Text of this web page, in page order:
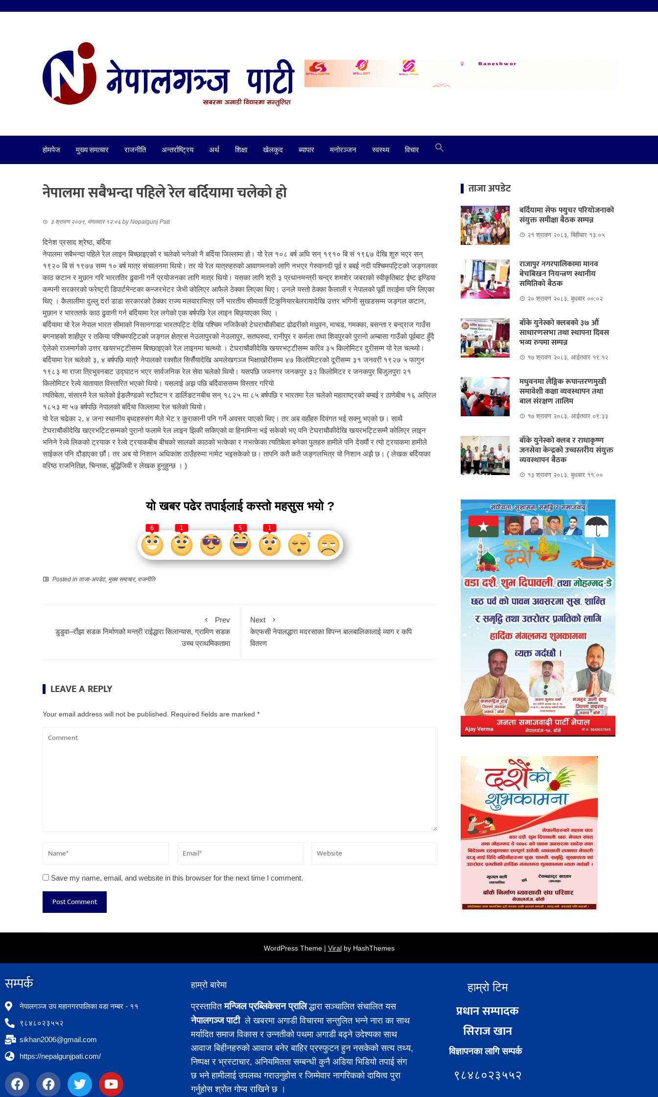
होमपेज मुख्य समाचार राजनीति अन्तर्राष्ट्रिय अर्थ शिक्षा खेलकुद ब्यापार मनोरञ्जन स्वस्थ्य विचार
नेपालमा सबैभन्दा पहिले रेल बर्दियामा चलेको हो
३ श्रावण २०७९, मंगलवार १२:०६ byNepalgunj Pati
दिनेश प्रसाद श्रेष्ठ, बर्दिया
नेपालमा सबैभन्दा पहिले रेल लाइन बिच्छाइएको र चलेको भनेको नै बर्दिया जिल्लामा हो। यो रेल १०८ बर्ष अघि सन् १९१० बि सं १९६७ देखि शुरु भएर सन्
१९२० बि सं १९७७ सम्म १० बर्ष मात्र संचालनमा थियो। तर यो रेल यात्रुहरुको आवागमनको लागि नभएर गेरुवानदी पूर्व र बबई नदी पश्चिमपट्टिको जङ्गलका
काठ कटान र मुछान गरि भारततिर ढुवानी गर्ने प्रयोजनका लागि मात्र थियो। यसका लागि श्री ३ प्रधानमन्त्री चन्द्र शमशेर जबराको स्वीकृतिबाट ईष्ट इण्डिया
कम्पनी सरकारको फरेष्ट्री डिपार्टमेन्टका कन्जरभेटर जेभी कोलिएर आफैले ठेक्का लिएका थिए। उनले यस्तो ठेक्का कैलाली र नेपालको पूर्वी तराईमा पनि लिएका
थिए । कैलालीमा दुल्लु दर्रा डाडा सरकारको ठेक्का राज्य मलवाराभित्र पर्ने भारतीय सीमावर्ती टिकुनियारबेलरायादेखि उत्तर भगिनी सुखडसम्म जङ्गल कटान,
मुछान र भारततर्फ काठ ढुवानी गर्न बर्दियामा रेल लगेको एक बर्षपछि रेल लाइन बिछ्याएका थिए ।
बर्दियामा यो रेल नेपाल भारत सीमाको निसानगाडा भारतपट्टि देखि पश्चिम नजिकैको टेघराचौकीबाट ढोढरीको मधुवन, माचड, गमक्का, बसन्ता र बन्द्राज गाउँस
बगनाहको शाहीपुर र तकिया पश्चिमपट्टिको जङ्गल क्षेत्रस नेउलापुरको नेउलापुर, सतघरुवा, रानीपुर र कर्मला तथा शिवपुरको पुरानो अम्बासा गाउँको पूर्वबाट हुँदै
ऐलेको राजमार्गको उत्तर खयरभट्टीसम्म बिच्छाइएको रेल लाइनमा चल्थ्यो । टेघराचौकीदेखि खयरभट्टीसम्म करिव ३५ किलोमिटर दुरीसम्म यो रेल चल्थ्यो।
बर्दियामा रेल चलेको ३, ४ बर्षपछि मात्रै नेपालको रक्सौल सिर्सैयादेखि अमलेखगञ्ज भिक्षाखोरीसम्म ४७ किलोमिटरको दूरीसम्म ३१ जनवरी १९२७ ५ फागुन
१९८३ मा राजा त्रिभुवनबाट उद्घाटन भएर सार्वजनिक रेल सेवा चलेको थियो। यसपछि जयनगर जनकपुर ३२ किलोमिटर र जनकपुर बिजुलपुरा २१
किलोमिटर रेल्वे यातायात विस्तारित भएको थियो। यसलाई अझ पछि बर्दिवाससम्म विस्तार गरियो
त्यतिबेला, संसारमै रेल चलेको ईङलैण्डको स्टाँवटन र डार्लिङटनबीच सन् १८२५ मा ८५ बर्षपछि र भारतमा रेल चलेको महाराष्ट्रको बम्बई र ठाणेबीच १६ अप्रिल
१८५३ मा ५७ बर्षपछि नेपालको बर्दिया जिल्लामा रेल चलेको थियो।
यो रेल चढेका २, ४ जना स्थानीय बृध्दहरुसंग मैले भेट र कुराकानी पनि गर्ने अवसर पाएको थिए। तर अब वहाँहरु दिवंगत भई सक्नु भएको छ। साथै
टेघराचौकीदेखि खएरभट्टिसम्मको पुरानो फलामे रेल लाइन झिकी सकिएको वा हिनामिना भई सकेको भए पनि टेघराचौकीदेखि खयरभट्टिसम्मै कोलिएर लाइन
भनिने रेल्वे लिकको ट्रयाक र रेल्वे ट्रयाकबीच बीचको सालको काठको भत्केका र नभत्केका त्यतिबेला बनेका पुलहरु हामीले पनि देख्यौं र त्यो ट्रयाकमा हामीले
साईकल पनि दौडाएका छौं। तर अब यो निशान अधिकांश ठाउँहरुमा नामेट भइसकेको छ। तापनि कतै कतै जङ्गलभित्र यो निशान अझै छ। ( लेखक बर्दियाका
वरिष्ठ राजनितिज्ञ, चिन्तक, बुद्धिजिवी र लेखक हुनुहुन्छ । )
यो खबर पढेर तपाईलाई कस्तो महसुस भयो ?
6 1 5 1
Posted in ताजा-अपडेट, मुख्य समाचार, राजनीति
Prev
डुडुवा–राँझा सडक निर्माणको मन्त्री राईद्धारा सिलान्यास, ग्रामिण सडक
उच्च प्राथमिकतामा
Next
केएफसी नेपालद्धारा मदरसाका विपन्न बालबालिकालाई व्याग र कपि
वितरण
LEAVE A REPLY
Your email address will not be published. Required fields are marked *
Save my name, email, and website in this browser for the next time I comment.
ताजा अपडेट
बर्दियामा सेफ फ्युचर परियोजनाको
संयुक्त समीक्षा बैठक सम्पन्न
२१ श्रावण २०८३, बिहीबार १३:०५
राजापुर नगरपालिकामा मानव
बेचबिखन नियन्त्रण स्थानीय
समितिको बैठक
२० श्रावण २०८३, बुधबार ००:०२
बाँके युनेस्को क्लबको ३७ औं
साधारणसभा तथा स्थापना दिवस
भव्य रुपमा सम्पन्न
१७ श्रावण २०८३, आईतवार १९:१२
मधुवनमा लैङ्गिक रूपान्तरणमुखी
समावेशी कक्षा व्यवस्थापन तथा
बाल संरक्षण तालिम
१७ श्रावण २०८३, आईतवार ०९:३३
बाँके युनेस्को क्लब र राधाकृष्ण
जनसेवा केन्द्रको उच्चस्तरीय संयुक्त
व्यवस्थापन बैठक
१३ श्रावण २०८३, बुधबार ११:००
WordPress Theme | Viralby HashThemes
सम्पर्क​
नेपालगञ्ज उप महानगरपालिका वडा नम्बर - ११
९८४८०२३५५२
sikhan2006@gmail.com
https://nepalgunjpati.com/
हाम्रो बारेमा
प्रस्तावितमन्जिल प्रब्लिकेसन प्रालिद्धारा सञ्चालित संचालित यस
नेपालगञ्ज पाटीले खबरमा अगाडी विचारमा सन्तुलित भन्ने नारा का साथ
मर्यादित समाज विकास र उन्नतीको पथमा अगाडी बढ्ने उदेश्यका साथ
आवाज बिहीनहरुको आवाज बनेर बाहिर प्रस्फुटन हुन नसकेको सत्य तथ्य,
निष्पक्ष र भ्रस्टाचार, अनियमितता सम्बन्धी कुनै अडिया भिडियो तपाई संग
छ भने हामीलाई उपलब्ध गराउनुहोस र जिम्मेवार नागरिकको दायित्व पुरा
गर्नुहोस श्रोत गोप्य राखिने छ ।
हाम्रो टिम
प्रधान सम्पादक
सिराज खान
विज्ञापनका लागि सम्पर्क
९८४८०२३५५२